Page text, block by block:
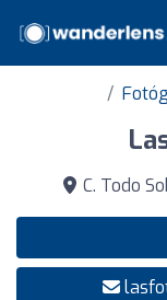
C. Todo